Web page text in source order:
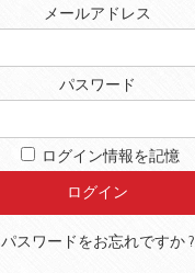
メールアドレス
パスワード
ログイン情報を記憶
パスワードをお忘れですか ?